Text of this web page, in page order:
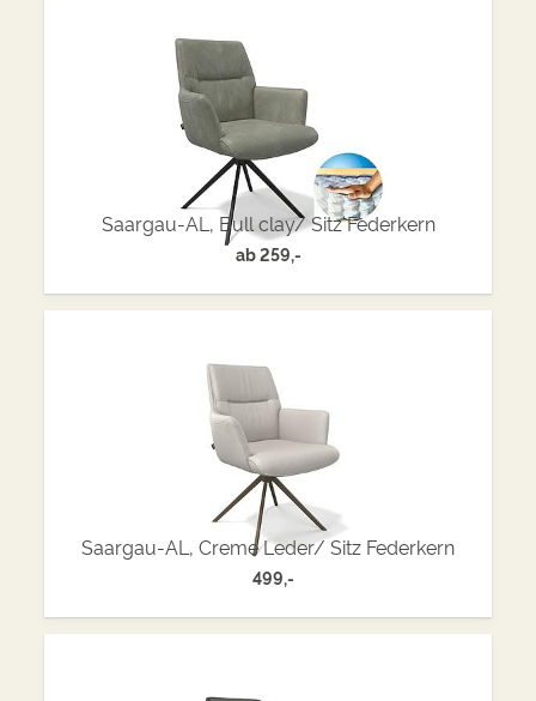
Saargau-AL, Bull clay/ Sitz Federkern
ab259,-
Saargau-AL, Creme Leder/ Sitz Federkern
499,-